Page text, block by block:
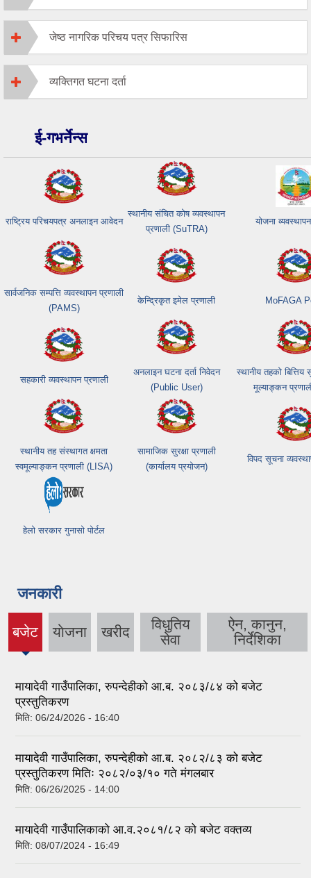
जेष्ठ नागरिक परिचय पत्र सिफारिस
व्यक्तिगत घटना दर्ता
ई-गभर्नेन्स
राष्ट्रिय परिचयपत्र अनलाइन आवेदन
स्थानीय संचित कोष व्यवस्थापन
प्रणाली (SuTRA)
योजना
सार्वजनिक सम्पत्ति व्यवस्थापन प्रणाली
(PAMS)
केन्द्रिकृत इमेल प्रणाली MoFAGA
सहकारी व्यवस्थापन प्रणाली
अनलाइन घटना दर्ता निवेदन
(Public User)
स्थानीय तहको
मूल्याङ्कन
स्थानीय तह संस्थागत क्षमता
स्वमूल्याङ्कन प्रणाली (LISA)
सामाजिक सुरक्षा प्रणाली
(कार्यालय प्रयोजन)
विपद सूचना
हेलो सरकार गुनासो पोर्टल
जनकारी
बजेट
(active
tab)
याेजना खरीद
विधुतिय
सेवा
ऐन, कानुन,
निर्देशिका
मायादेवी गाउँपालिका, रुपन्देहीको आ.ब. २०८३/८४ को बजेट
प्रस्तुतिकरण
मिति: 06/24/2026 - 16:40
मायादेवी गाउँपालिका, रुपन्देहीको आ.ब. २०८२/८३ को बजेट
प्रस्तुतिकरण मितिः २०८२/०३/१० गते मंगलबार
मिति: 06/26/2025 - 14:00
मायादेवी गाउँपालिकाको आ.व.२०८१/८२ को बजेट वक्तव्य
मिति: 08/07/2024 - 16:49